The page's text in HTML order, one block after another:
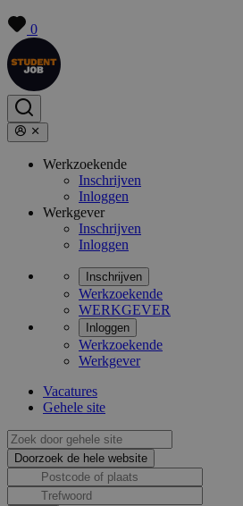
0
Werkzoekende
Inschrijven
Inloggen
Werkgever
Inschrijven
Inloggen
Inschrijven
Werkzoekende
WERKGEVER
Inloggen
Werkzoekende
Werkgever
Vacatures
Gehele site